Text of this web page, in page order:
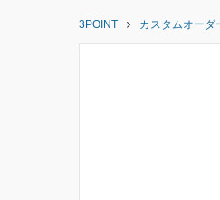
3POINT カスタムオーダ